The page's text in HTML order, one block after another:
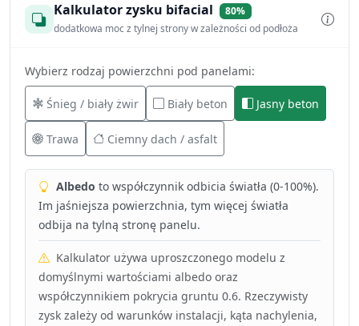
Kalkulator zysku bifacial
80%
dodatkowa moc z tylnej strony w zależności od podłoża
Wybierz rodzaj powierzchni pod panelami:
Śnieg / biały żwir Biały beton Jasny beton
Trawa Ciemny dach / asfalt
Albedo to współczynnik odbicia światła (0-100%).
Im jaśniejsza powierzchnia, tym więcej światła
odbija na tylną stronę panelu.
Kalkulator używa uproszczonego modelu z
domyślnymi wartościami albedo oraz
współczynnikiem pokrycia gruntu 0.6. Rzeczywisty
zysk zależy od warunków instalacji, kąta nachylenia,